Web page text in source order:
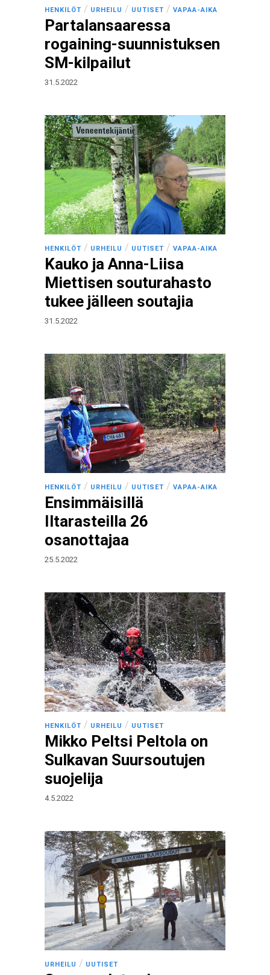
HENKILÖT / URHEILU / UUTISET / VAPAA-AIKA
Partalansaaressa
rogaining-suunnistuksen
SM-kilpailut
31.5.2022
HENKILÖT / URHEILU / UUTISET / VAPAA-AIKA
Kauko ja Anna-Liisa
Miettisen souturahasto
tukee jälleen soutajia
31.5.2022
HENKILÖT / URHEILU / UUTISET / VAPAA-AIKA
Ensimmäisillä
Iltarasteilla 26
osanottajaa
25.5.2022
HENKILÖT / URHEILU / UUTISET
Mikko Peltsi Peltola on
Sulkavan Suursoutujen
suojelija
4.5.2022
URHEILU / UUTISET